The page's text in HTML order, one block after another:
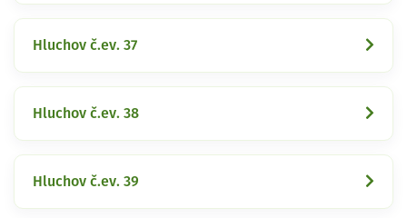
Hluchov č.ev. 37
Hluchov č.ev. 38
Hluchov č.ev. 39